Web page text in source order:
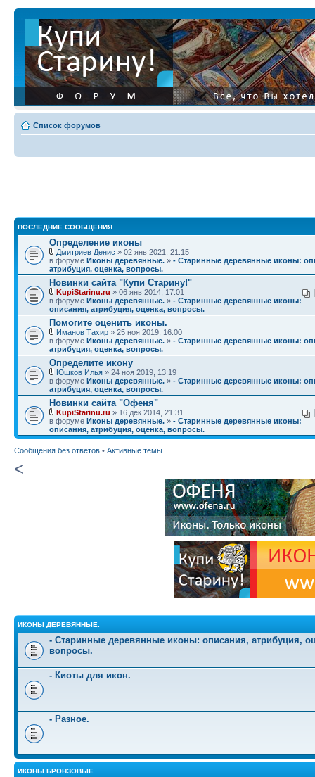
Список форумов
ПОСЛЕДНИЕ СООБЩЕНИЯ
Определение иконы
Дмитриев Денис » 02 янв 2021, 21:15
в форуме Иконы деревянные. » - Старинные деревянные иконы:
атрибуция, оценка, вопросы.
Новинки сайта "Купи Старину!"
KupiStarinu.ru » 06 янв 2014, 17:01
в форуме Иконы деревянные. » - Старинные деревянные иконы:
описания, атрибуция, оценка, вопросы.
Помогите оценить иконы.
Иманов Тахир » 25 ноя 2019, 16:00
в форуме Иконы деревянные. » - Старинные деревянные иконы:
атрибуция, оценка, вопросы.
Определите икону
Юшков Илья » 24 ноя 2019, 13:19
в форуме Иконы деревянные. » - Старинные деревянные иконы:
атрибуция, оценка, вопросы.
Новинки сайта "Офеня"
KupiStarinu.ru » 16 дек 2014, 21:31
в форуме Иконы деревянные. » - Старинные деревянные иконы:
описания, атрибуция, оценка, вопросы.
Сообщения без ответов • Активные темы
<
ИКОНЫ ДЕРЕВЯННЫЕ.
- Старинные деревянные иконы: описания, атрибуция,
вопросы.
- Киоты для икон.
- Разное.
ИКОНЫ БРОНЗОВЫЕ.